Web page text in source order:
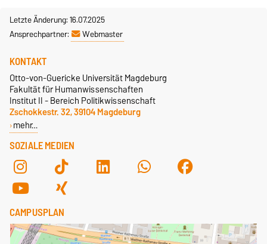
Letzte Änderung: 16.07.2025
Ansprechpartner:
Webmaster
SOZIALE MEDIEN
KONTAKT
Otto-von-Guericke Universität Magdeburg
Fakultät für Humanwissenschaften
Institut II - Bereich Politikwissenschaft
Zschokkestr. 32, 39104 Magdeburg
mehr…
CAMPUSPLAN